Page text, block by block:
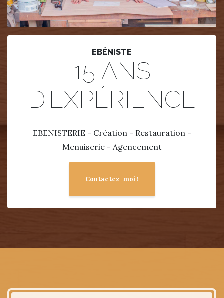
EBÉNISTE
15 ANS
D'EXPÉRIENCE
EBENISTERIE - Création - Restauration -
Menuiserie - Agencement
Contactez-moi !